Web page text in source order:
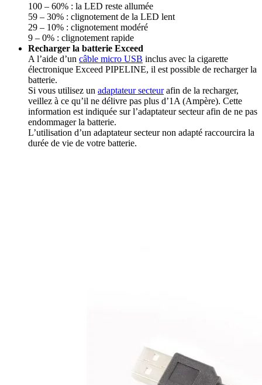
100 – 60% : la LED reste allumée
59 – 30% : clignotement de la LED lent
29 – 10% : clignotement modéré
9 – 0% : clignotement rapide
Recharger la batterie Exceed
A l’aide d’un câble micro USB inclus avec la cigarette
électronique Exceed PIPELINE, il est possible de recharger la
batterie.
Si vous utilisez un adaptateur secteurafin de la recharger,
veillez à ce qu’il ne délivre pas plus d’1A (Ampère). Cette
information est indiquée sur l’adaptateur secteur afin de ne pas
endommager la batterie.
L’utilisation d’un adaptateur secteur non adapté raccourcira la
durée de vie de votre batterie.